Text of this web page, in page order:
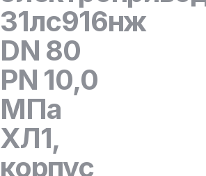
31лс916нж
DN 80
PN 10,0
МПа
ХЛ1,
корпус